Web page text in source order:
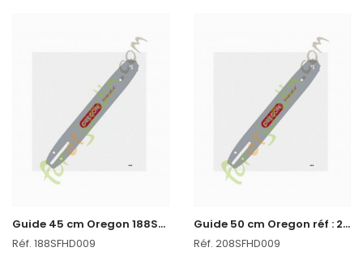
G
uide 45 cm Oregon 188SFHD009
Réf. 188SFHD009
G
uide 50 cm Oregon réf : 208SFHD009 en stock
Réf. 208SFHD009